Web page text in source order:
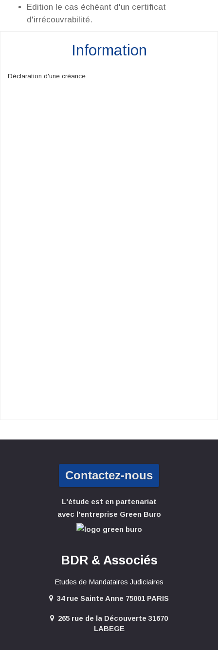
Edition le cas échéant d'un certificat
d'irrécouvrabilité.
Information
Déclaration d'une créance
Contactez-nous
L'étude est en partenariat
avec l’entreprise Green Buro
BDR & Associés
Etudes de Mandataires Judiciaires
34 rue Sainte Anne 75001 PARIS
265 rue de la Découverte 31670
LABEGE